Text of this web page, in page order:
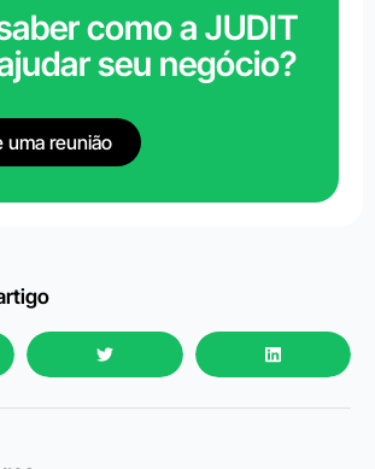
como a JUDIT
seu negócio?
uma reunião